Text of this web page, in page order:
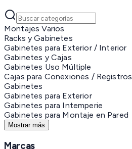
Montajes Varios
Racks y Gabinetes
Gabinetes para Exterior / Interior
Gabinetes y Cajas
Gabinetes Uso Múltiple
Cajas para Conexiones / Registros
Gabinetes
Gabinetes para Exterior
Gabinetes para Intemperie
Gabinetes para Montaje en Pared
Mostrar más
Marcas